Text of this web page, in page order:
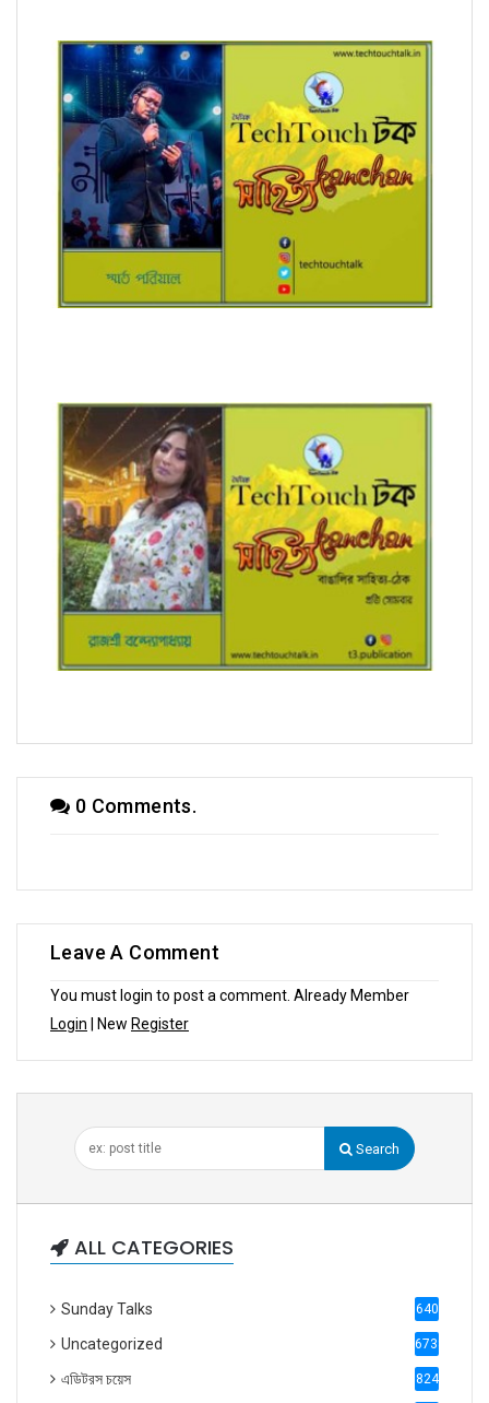
0 Comments.
Leave A Comment
You must login to post a comment. Already Member
Login | New Register
Search
ALL CATEGORIES
Sunday Talks 640
Uncategorized 6738
এডিটরস চয়েস 824